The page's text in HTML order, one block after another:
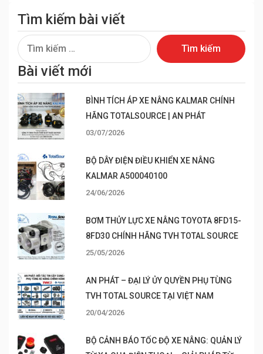
Tìm kiếm bài viết
Tìm
kiếm
cho:
Bài viết mới
BÌNH TÍCH ÁP XE NÂNG KALMAR CHÍNH
HÃNG TOTALSOURCE | AN PHÁT
03/07/2026
BỘ DÂY ĐIỆN ĐIỀU KHIỂN XE NÂNG
KALMAR A500040100
24/06/2026
BƠM THỦY LỰC XE NÂNG TOYOTA 8FD15-
8FD30 CHÍNH HÃNG TVH TOTAL SOURCE
25/05/2026
AN PHÁT – ĐẠI LÝ ỦY QUYỀN PHỤ TÙNG
TVH TOTAL SOURCE TẠI VIỆT NAM
20/04/2026
BỘ CẢNH BÁO TỐC ĐỘ XE NÂNG: QUẢN LÝ